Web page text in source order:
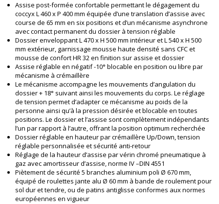
Assise post-formée confortable permettant le dégagement du
coccyx L 460 x P 400 mm équipée d’une translation d’assise avec
course de 65 mm en six positions et d’un mécanisme asynchrone
avec contact permanent du dossier à tension réglable
Dossier enveloppant L 470 x H 500 mm intérieur et L 540 x H 500
mm extérieur, garnissage mousse haute densité sans CFC et
mousse de confort HR 32 en finition sur assise et dossier
Assise réglable en négatif -10° blocable en position ou libre par
mécanisme à crémaillère
Le mécanisme accompagne les mouvements d’angulation du
dossier + 18° suivant ainsi les mouvements du corps. Le réglage
de tension permet d’adapter ce mécanisme au poids de la
personne ainsi qu’à la pression désirée et blocable en toutes
positions. Le dossier et l’assise sont complètement indépendants
l’un par rapport à l’autre, offrant la position optimum recherchée
Dossier réglable en hauteur par crémaillère Up/Down, tension
réglable personnalisée et sécurité anti-retour
Réglage de la hauteur d’assise par vérin chromé pneumatique à
gaz avec amortisseur d’assise, norme IV –DIN 4551
Piètement de sécurité 5 branches aluminium poli Ø 670 mm,
équipé de roulettes jante alu Ø 60 mm à bande de roulement pour
sol dur et tendre, ou de patins antiglisse conformes aux normes
européennes en vigueur